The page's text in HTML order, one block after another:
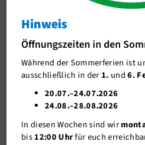
An neuralgischen Punkten regeln
Freiwillige vom Bürgerverein
gesichert.
10 km - der Schwarzbach
AOK-Schulpreis
TEAM Wertung
Anfahrt und Parken
Ergebnisse
Neanderland Cup
Hinweis
Öffnungszeiten in den
Während der Sommerferien ist
ausschließlich in der 1. und6.
20.07.–24.07.2026
24.08.–28.08.2026
In diesen Wochen sind wir
bis12:00 Uhrfür euch